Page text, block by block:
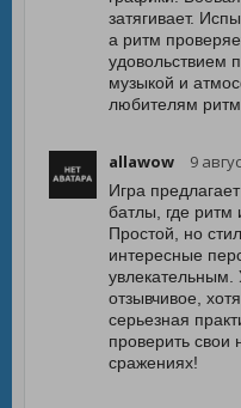
затягивает.
а ритм
удовольствием
музыкой и
любителям
allawow 9
Игра
батлы, где ритм
Простой, но
интересные
увлекательным.
отзывчивое,
серьезная
проверить свои
сражениях!